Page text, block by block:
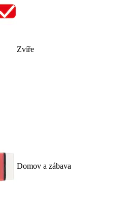
Zvíře
Domov a zábava